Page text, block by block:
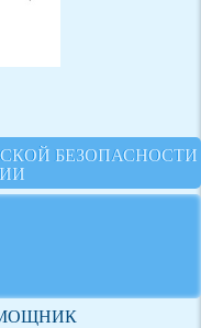
БЕЗОПАСНОСТИ